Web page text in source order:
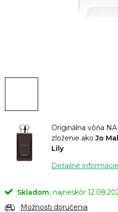
Originálna vôňa
zloženie akoJo
Lily
Detailné informácie
Skladom
Možnosti doručenia